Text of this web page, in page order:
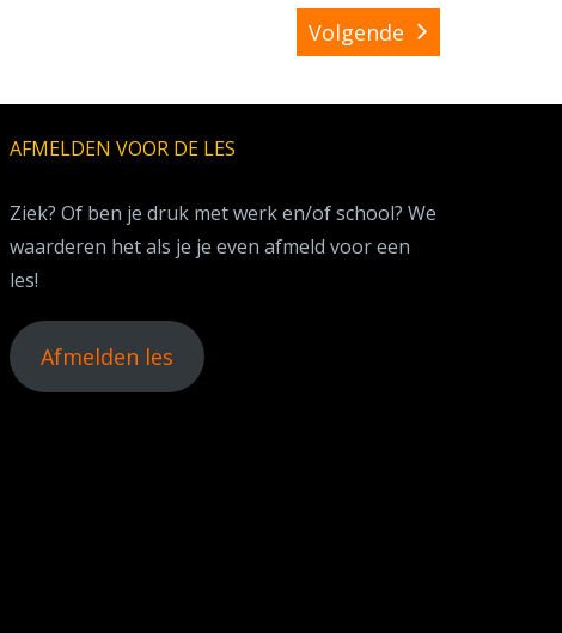
Volgende
AFMELDEN VOOR DE LES
Ziek? Of ben je druk met werk en/of school? We
waarderen het als je je even afmeld voor een
les!
Afmelden les